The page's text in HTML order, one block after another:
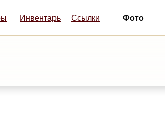
Инвентарь Ссылки Фото